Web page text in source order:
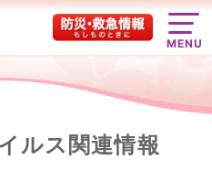
MENU
ルス関連情報